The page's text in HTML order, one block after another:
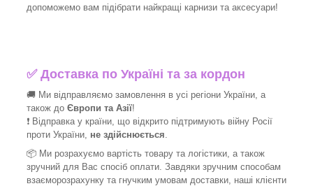
допоможемо вам підібрати найкращі карнизи та аксесуари!
✅Доставка по Україні та за кордон
🚚 Ми відправляємо замовлення в усі регіони України, а
також до Європи та Азії!
❗ Відправка у країни, що відкрито підтримують війну Росії
проти України, не здійснюється
📦 Ми розрахуємо вартість товару та логістики, а також
зручний для Вас спосіб оплати. Завдяки зручним способам
взаєморозрахунку та гнучким умовам доставки, наші клієнти